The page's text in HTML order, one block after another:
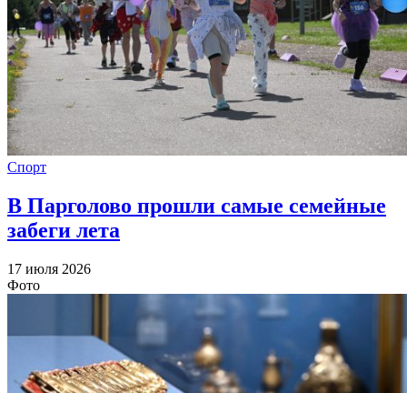
Спорт
В Парголово прошли самые семейные
забеги лета
17 июля 2026
Фото